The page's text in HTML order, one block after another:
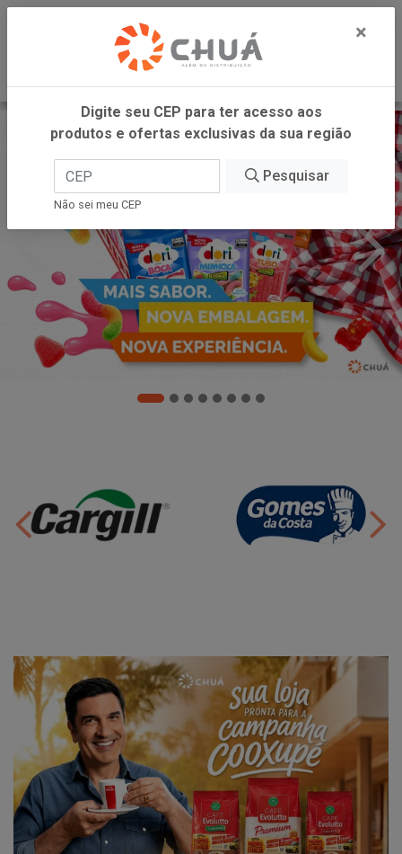
×
Digite seu CEP para ter acesso aos
produtos e ofertas exclusivas da sua região
Pesquisar
Não sei meu CEP